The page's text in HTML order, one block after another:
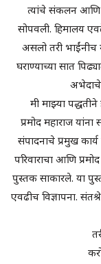
त्यांचे संकलन आणि
सोपवली. हिमालय
असलो तरी
घराण्याच्या सात
मी माझ्या पद्धतीने
प्रमोद महाराज
संपादनाचे प्रमुख
परिवाराचा आणि
पुस्तक साकारले. या
एवढीच विज्ञापना.